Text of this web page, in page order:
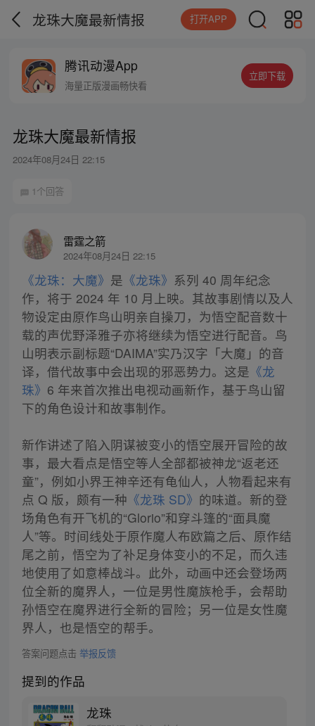
龙珠大魔最新情报 打开APP
腾讯动漫App
海量正版漫画畅快看
立即下载
龙珠大魔最新情报
2024年08月24日 22:15
1个回答
雷霆之箭
2024年08月24日 22:15
《龙珠：大魔》 是 《龙珠》 系列 40 周年纪念
作，将于 2024 年 10 月上映。其故事剧情以及人
物设定由原作鸟山明亲自操刀，为悟空配音数十
载的声优野泽雅子亦将继续为悟空进行配音。鸟
山明表示副标题“DAIMA”实乃汉字「大魔」的音
译，借代故事中会出现的邪恶势力。这是 《龙
珠》 6 年来首次推出电视动画新作，基于鸟山留
下的角色设计和故事制作。
新作讲述了陷入阴谋被变小的悟空展开冒险的故
事，最大看点是悟空等人全部都被神龙“返老还
童”，例如小界王神辛还有龟仙人，人物看起来有
点 Q 版，颇有一种 《龙珠 SD》 的味道。新的登
场角色有开飞机的“Glorio”和穿斗篷的“面具魔
人”等。时间线处于原作魔人布欧篇之后、原作结
尾之前，悟空为了补足身体变小的不足，而久违
地使用了如意棒战斗。此外，动画中还会登场两
位全新的魔界人，一位是男性魔族枪手，会帮助
孙悟空在魔界进行全新的冒险；另一位是女性魔
界人，也是悟空的帮手。
答案问题点击 举报反馈
提到的作品
龙珠